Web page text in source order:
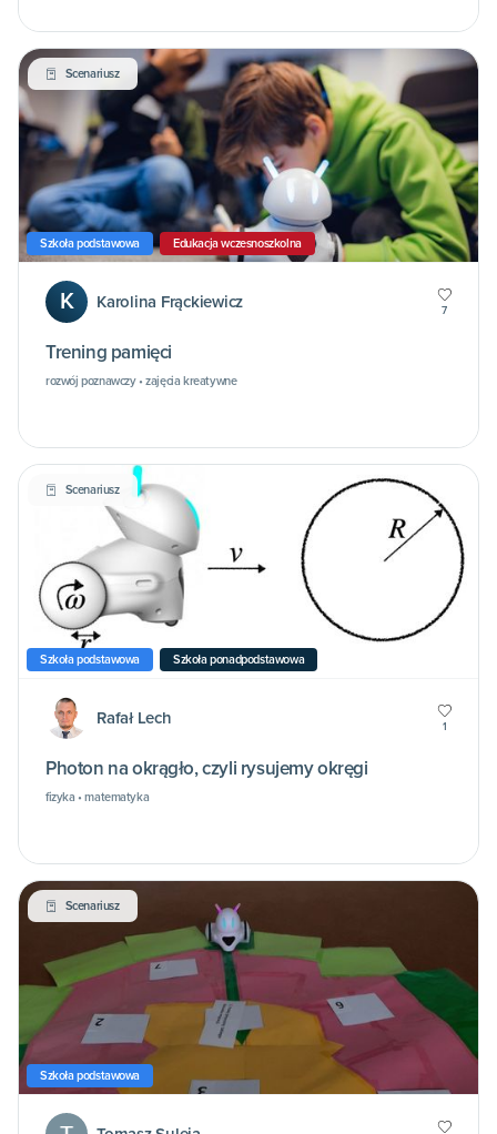
Scenariusz
Szkoła podstawowa Edukacja wczesnoszkolna
K Karolina Frąckiewicz 7
Trening pamięci
rozwój poznawczy • zajęcia kreatywne
Scenariusz
Szkoła podstawowa Szkoła ponadpodstawowa
Rafał Lech 1
Photon na okrągło, czyli rysujemy okręgi
fizyka • matematyka
Scenariusz
Szkoła podstawowa